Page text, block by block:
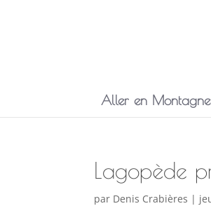
Aller en Montagne
Lagopède
par Denis Crabières |